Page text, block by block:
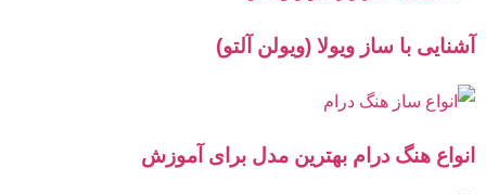
آشنایی با ساز ویولا (ویولن آلتو)
انواع هنگ درام بهترین مدل برای آموزش